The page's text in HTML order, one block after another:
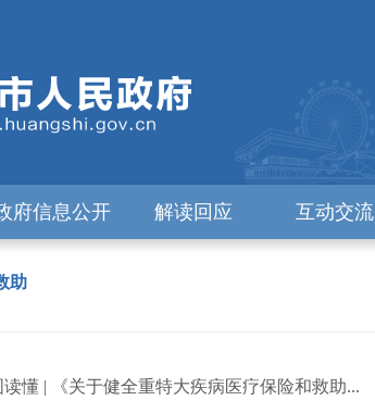
府信息公开 解读回应 互动交流
助
读懂 | 《关于健全重特大疾病医疗保险和救助...